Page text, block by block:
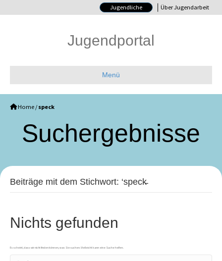
Jugendliche Über Jugendarbeit
Jugendportal
Menü
Home / speck
Such­ergebnisse
Beiträge mit dem Stichwort: ‘speck̵
Nichts gefunden
Es scheint, dass wir nicht finden können, was Sie suchen. Vielleicht kann eine Suche helfen.